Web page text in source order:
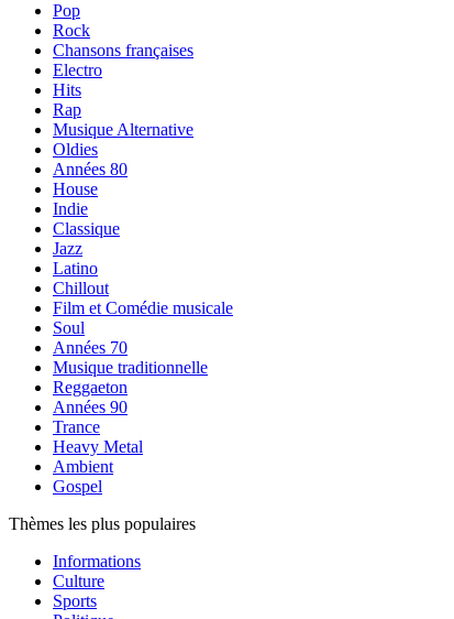
Pop
Rock
Chansons françaises
Electro
Hits
Rap
Musique Alternative
Oldies
Années 80
House
Indie
Classique
Jazz
Latino
Chillout
Film et Comédie musicale
Soul
Années 70
Musique traditionnelle
Reggaeton
Années 90
Trance
Heavy Metal
Ambient
Gospel
Thèmes les plus populaires
Informations
Culture
Sports